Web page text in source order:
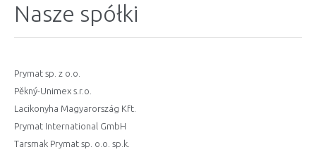
Nasze spółki
Prymat sp. z o.o.
Pěkný-Unimex s.r.o.
Lacikonyha Magyarország Kft.
Prymat International GmbH
Tarsmak Prymat sp. o.o. sp.k.